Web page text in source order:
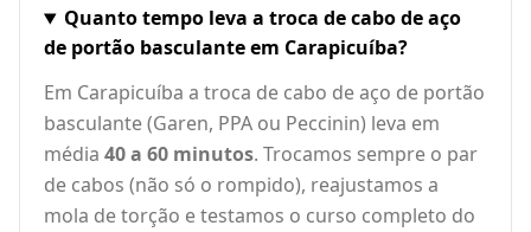
Quanto tempo leva a troca de cabo de aço
de portão basculante em Carapicuíba?
Em Carapicuíba a troca de cabo de aço de portão
basculante (Garen, PPA ou Peccinin) leva em
média 40 a 60 minutos. Trocamos sempre o par
de cabos (não só o rompido), reajustamos a
mola de torção e testamos o curso completo do